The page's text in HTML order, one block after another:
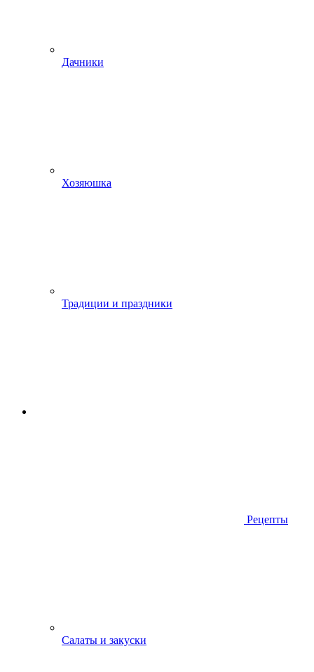
Дачники
Хозяюшка
Традиции и праздники
Рецепты
Салаты и закуски